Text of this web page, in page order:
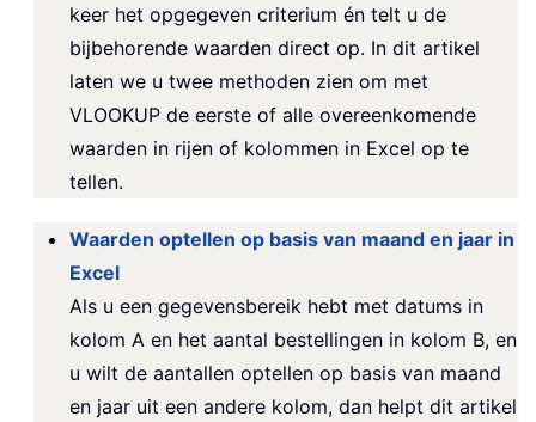
keer het opgegeven criterium én telt u de
bijbehorende waarden direct op. In dit artikel
laten we u twee methoden zien om met
VLOOKUP de eerste of alle overeenkomende
waarden in rijen of kolommen in Excel op te
tellen.
Waarden optellen op basis van maand en jaar in
Excel
Als u een gegevensbereik hebt met datums in
kolom A en het aantal bestellingen in kolom B, en
u wilt de aantallen optellen op basis van maand
en jaar uit een andere kolom, dan helpt dit artikel